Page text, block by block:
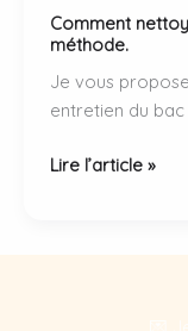
Comment
méthode.
Je vous
entretien du
Comment
Lire l’article »